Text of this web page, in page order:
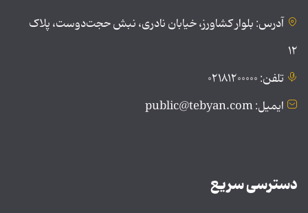
آدرس: بلوار کشاورز، خیابان نادری، نبش حجت‌دوست، پلاک
۱۲
تلفن: ۰۲۱۸۱۲۰۰۰۰۰
ایمیل: public@tebyan.com
دسترسی سریع